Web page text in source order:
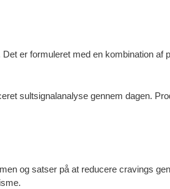
er formuleret med en kombination af
sultsignalanalyse gennem dagen.
og satser på at reducere cravings